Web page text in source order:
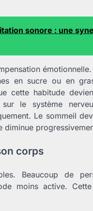
sonore : une
émotionnelle.
en sucre ou en
cette habitude
le système
Le sommeil
diminue
corps
Beaucoup de
moins active.